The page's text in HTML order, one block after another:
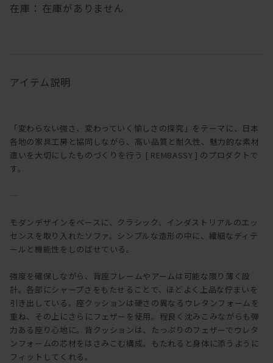
在庫： 在庫がありません
アイテム説明
「変わらない強さ、変わっていく愉しさの探究」をテーマに、日本
各地の家具工房と協同しながら、高い品質と耐久性、魅力的な素材
遣いを大切にしたものづくりを行う [ REMBASSY ] のプロダクトで
す。
モダンデザインをベースに、クラシック、インダストリアルのエッ
センスを取り入れたソファ。シンプルな造形の中に、繊細なディテ
ールと機能性をしのばせている。
強度を確保しながら、背座フレームやアームは可能な限り薄く設
計。各部にシャープさをもたせることで、ほどよく上品な佇まいを
引き出している。座クッションは硬さの異なるウレタンフォームを
重ね、その上にさらにフェザーを使用。程良く沈みこみながらも弾
力ある座り心地に。背クッションは、たっぷりのフェザーでウレタ
ンフォームの芯材をはさみこむ構成。もたれると身体に添うように
フィットしてくれる。